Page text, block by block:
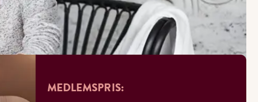
MEDLEMSPRIS: